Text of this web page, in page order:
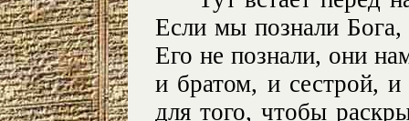
Если мы познали
Его не познали, они
и братом, и сестрой,
для того, чтобы